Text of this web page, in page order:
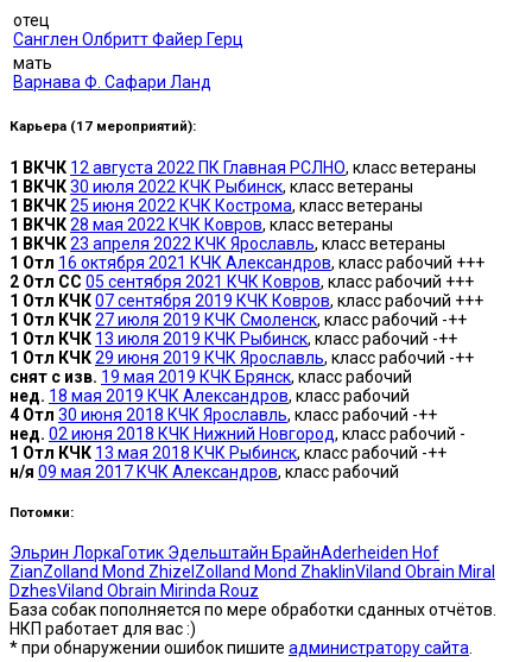
отец
Санглен Олбритт Файер Герц
мать
Варнава Ф. Сафари Ланд
Карьера (17 мероприятий):
1 ВКЧК 12 августа 2022 ПК Главная РСЛНО, класс ветераны
1 ВКЧК30 июля 2022 КЧК Рыбинск, класс ветераны
1 ВКЧК25 июня 2022 КЧК Кострома, класс ветераны
1 ВКЧК28 мая 2022 КЧК Ковров, класс ветераны
1 ВКЧК23 апреля 2022 КЧК Ярославль, класс ветераны
1 Отл 16 октября 2021 КЧК Александров, класс рабочий +++
2 Отл СС 05 сентября 2021 КЧК Ковров, класс рабочий +++
1 Отл КЧК07 сентября 2019 КЧК Ковров, класс рабочий +++
1 Отл КЧК27 июля 2019 КЧК Смоленск, класс рабочий -++
1 Отл КЧК 13 июля 2019 КЧК Рыбинск, класс рабочий -++
1 Отл КЧК29 июня 2019 КЧК Ярославль, класс рабочий -++
снят с изв. 19 мая 2019 КЧК Брянск, класс рабочий
нед. 18 мая 2019 КЧК Александров, класс рабочий
4 Отл 30 июня 2018 КЧК Ярославль, класс рабочий -++
нед. 02 июня 2018 КЧК Нижний Новгород, класс рабочий -
1 Отл КЧК 13 мая 2018 КЧК Рыбинск, класс рабочий -++
н/я 09 мая 2017 КЧК Александров, класс рабочий
Потомки:
Эльрин ЛоркаГотик Эдельштайн БрайнAderheiden Hof
ZianZolland Mond Zhizel Zolland Mond ZhaklinViland Obrain Miral
DzhesViland Obrain Mirinda Rouz
База собак пополняется по мере обработки сданных отчётов.
НКП работает для вас :)
* при обнаружении ошибок пишите администратору сайта.